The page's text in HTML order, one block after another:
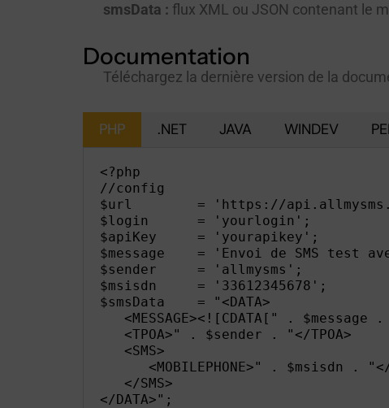
smsData : flux XML ou JSON contenant le
Documentation
Téléchargez la dernière version de la
PHP .NET JAVA WINDEV
<?php
//config
$url        = 'https://
$login      = 'yourlogin';
$apiKey     = 'yourapikey';
$message    = 'Envoi de SMS test
$sender     = 'allmysms';
$msisdn     = '33612345678';
$smsData    = "<DATA>
<MESSAGE><![CDATA[" . $message .
   <TPOA>" . $sender . "</TPOA>
   <SMS>
<MOBILEPHONE>" . $msisdn .
   </SMS>
</DATA>";